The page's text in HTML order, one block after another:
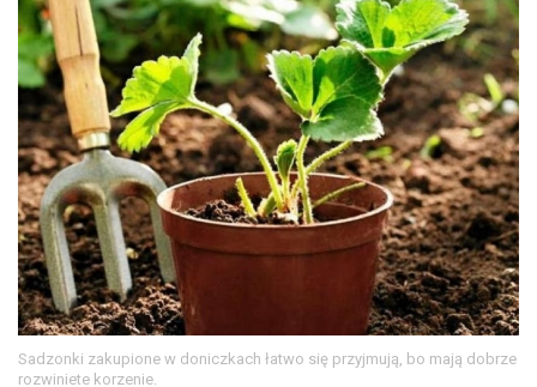
Sadzonki zakupione w doniczkach łatwo się przyjmują, bo mają dobrze
rozwiniete korzenie.